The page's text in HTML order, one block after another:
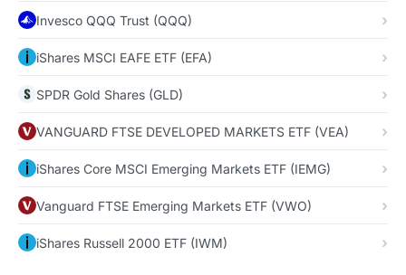
Invesco QQQ Trust (QQQ)
iShares MSCI EAFE ETF (EFA)
SPDR Gold Shares (GLD)
VANGUARD FTSE DEVELOPED MARKETS ETF (VEA)
iShares Core MSCI Emerging Markets ETF (IEMG)
Vanguard FTSE Emerging Markets ETF (VWO)
iShares Russell 2000 ETF (IWM)